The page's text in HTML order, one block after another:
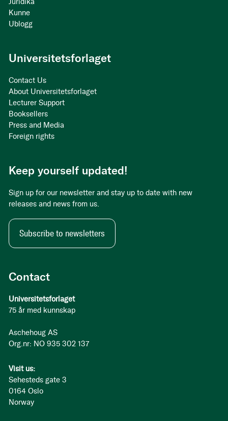
Contact
Universitetsforlaget
75 år med kunnskap
Aschehoug AS
Org.nr: NO 935 302 137
Visit us:
Sehesteds gate 3
0164 Oslo
Norway
Kunne
Ublogg
Universitetsforlaget
Contact Us
About Universitetsforlaget
Lecturer Support
Booksellers
Press and Media
Foreign rights
Keep yourself updated!
Sign up for our newsletter and stay up to date with new
releases and news from us.
Subscribe to newsletters